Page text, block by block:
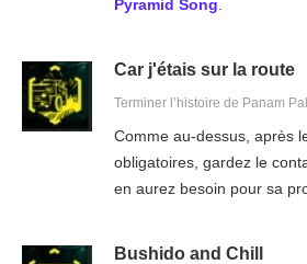
Pyramid Song
Car j'étais sur la route
Terminer l’histoire de Panam
Comme au-dessus, après
obligatoires, gardez le
en aurez besoin pour sa
Bushido and Chill